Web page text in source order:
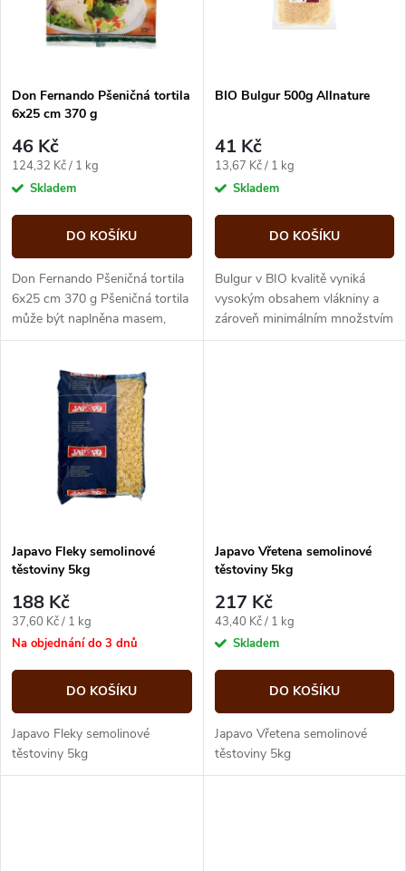
p
r
o
d
u
k
s
p
r
o
d
u
Don Fernando Pšeničná tortila
6x25 cm 370 g
46 Kč
Měrná
cena:
124,32 Kč / 1 kg
Skladem
DO KOŠÍKU
Don Fernando Pšeničná tortila
6x25 cm 370 g Pšeničná tortila
může být naplněna masem,
fazolkami, sýrem nebo
BIO Bulgur 500g Allnature
41 Kč
Měrná
cena:
13,67 Kč / 1 kg
Skladem
DO KOŠÍKU
Bulgur v BIO kvalitě vyniká
vysokým obsahem vlákniny a
zároveň minimálním množstvím
tuku. Dále obsahuje vitamíny
Japavo Fleky semolinové
těstoviny 5kg
188 Kč
Měrná
cena:
37,60 Kč / 1 kg
Na objednání do 3 dnů
DO KOŠÍKU
Japavo Fleky semolinové
těstoviny 5kg
Japavo Vřetena semolinové
těstoviny 5kg
217 Kč
Měrná
cena:
43,40 Kč / 1 kg
Skladem
DO KOŠÍKU
Japavo Vřetena semolinové
těstoviny 5kg